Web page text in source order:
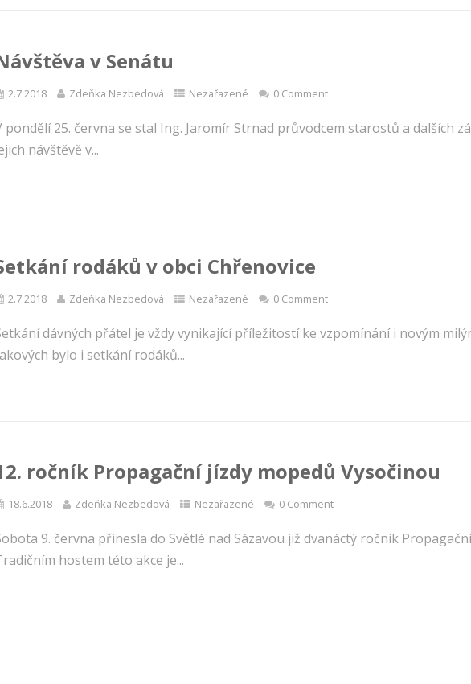
v Senátu
2.7.2018 Zdeňka Nezbedová Nezařazené 0 Comment
pondělí 25. června se stal Ing. Jaromír Strnad průvodcem starostů a dalších
návštěvě v...
rodáků v obci Chřenovice
2.7.2018 Zdeňka Nezbedová Nezařazené 0 Comment
dávných přátel je vždy vynikající příležitostí ke vzpomínání i novým
bylo i setkání rodáků...
ročník Propagační jízdy mopedů Vysočinou
18.6.2018 Zdeňka Nezbedová Nezařazené 0 Comment
9. června přinesla do Světlé nad Sázavou již dvanáctý ročník
hostem této akce je...